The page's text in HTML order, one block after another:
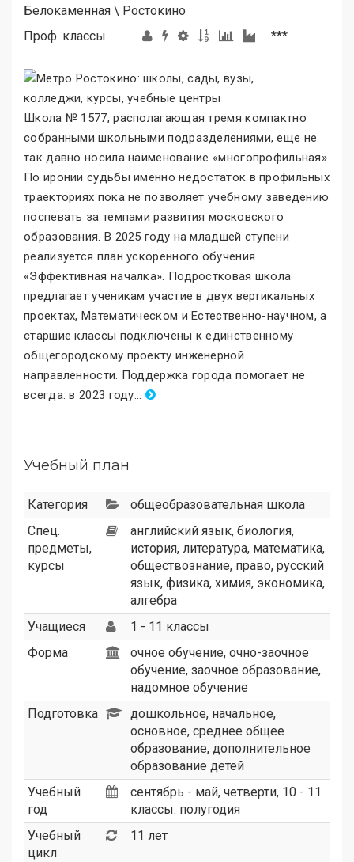
Белокаменная \ Ростокино
Проф. классы
***
Школа № 1577, располагающая тремя компактно
собранными школьными подразделениями, еще не
так давно носила наименование «многопрофильная».
По иронии судьбы именно недостаток в профильных
траекториях пока не позволяет учебному заведению
поспевать за темпами развития московского
образования. В 2025 году на младшей ступени
реализуется план ускоренного обучения
«Эффективная началка». Подростковая школа
предлагает ученикам участие в двух вертикальных
проектах, Математическом и Естественно-научном, а
старшие классы подключены к единственному
общегородскому проекту инженерной
направленности. Поддержка города помогает не
всегда: в 2023 году...
Учебный план
Категория
общеобразовательная школа
Спец.
предметы,
курсы
английский язык, биология,
история, литература, математика,
обществознание, право, русский
язык, физика, химия, экономика,
алгебра
Учащиеся
1 - 11 классы
Форма
очное обучение, очно-заочное
обучение, заочное образование,
надомное обучение
Подготовка
дошкольное, начальное,
основное, среднее общее
образование, дополнительное
образование детей
Учебный
год
сентябрь - май, четверти, 10 - 11
классы: полугодия
Учебный
цикл
11 лет